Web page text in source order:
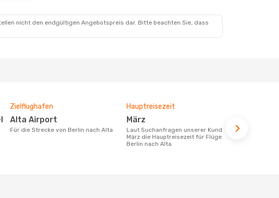
nicht den endgültigen Angebotspreis dar. Bitte beachten Sie, dass
Zielflughafen
Alta Airport
Für die Strecke von Berlin nach Alta
Hauptreisezeit
März
Laut Suchanfragen unserer Kunden ist
März die Hauptreisezeit für Flüge von
Berlin nach Alta